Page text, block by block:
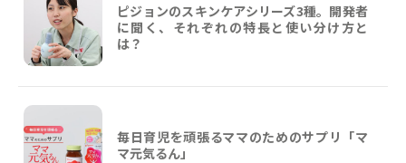
ピジョンのスキンケアシリーズ3種。開発者
に聞く、それぞれの特長と使い分け方と
は？
毎日育児を頑張るママのためのサプリ「マ
マ元気るん」